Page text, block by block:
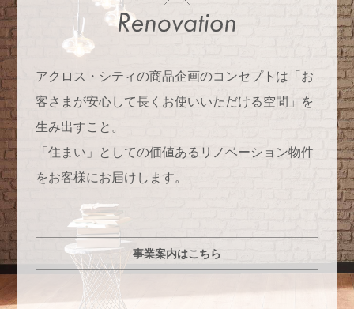
アクロス・シティの商品企画のコンセプトは「お
客さまが安心して長くお使いいただける空間」を
生み出すこと。
「住まい」としての価値あるリノベーション物件
をお客様にお届けします。
事業案内はこちら